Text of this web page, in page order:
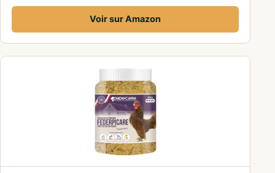
Voir sur Amazon